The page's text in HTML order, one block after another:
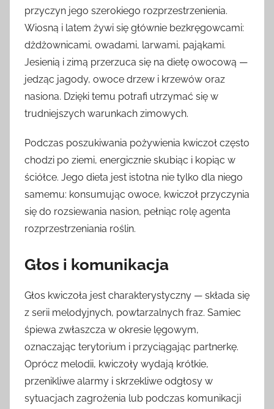
przyczyn jego szerokiego rozprzestrzenienia.
Wiosną i latem żywi się głównie bezkręgowcami:
dżdżownicami, owadami, larwami, pająkami.
Jesienią i zimą przerzuca się na dietę owocową —
jedząc jagody, owoce drzew i krzewów oraz
nasiona. Dzięki temu potrafi utrzymać się w
trudniejszych warunkach zimowych.
Podczas poszukiwania pożywienia kwiczoł często
chodzi po ziemi, energicznie skubiąc i kopiąc w
ściółce. Jego dieta jest istotna nie tylko dla niego
samemu: konsumując owoce, kwiczoł przyczynia
się do rozsiewania nasion, pełniąc rolę agenta
rozprzestrzeniania roślin.
Głos i komunikacja
Głos kwiczoła jest charakterystyczny — składa się
z serii melodyjnych, powtarzalnych fraz. Samiec
śpiewa zwłaszcza w okresie lęgowym,
oznaczając terytorium i przyciągając partnerkę.
Oprócz melodii, kwiczoły wydają krótkie,
przenikliwe alarmy i skrzekliwe odgłosy w
sytuacjach zagrożenia lub podczas komunikacji